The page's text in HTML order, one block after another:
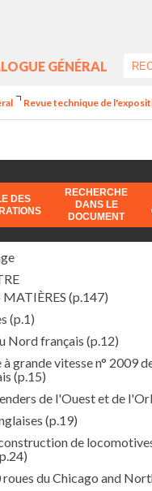
GÉNÉRAL
Revue technique de
DES
RECHERCHE
DANS LE
DOCUMENT
MATIÈRES (p.147)
(p.1)
Nord français (p.12)
grande vitesse n° 2009
(p.15)
de l'Ouest et de
(p.19)
de
du Chicago and